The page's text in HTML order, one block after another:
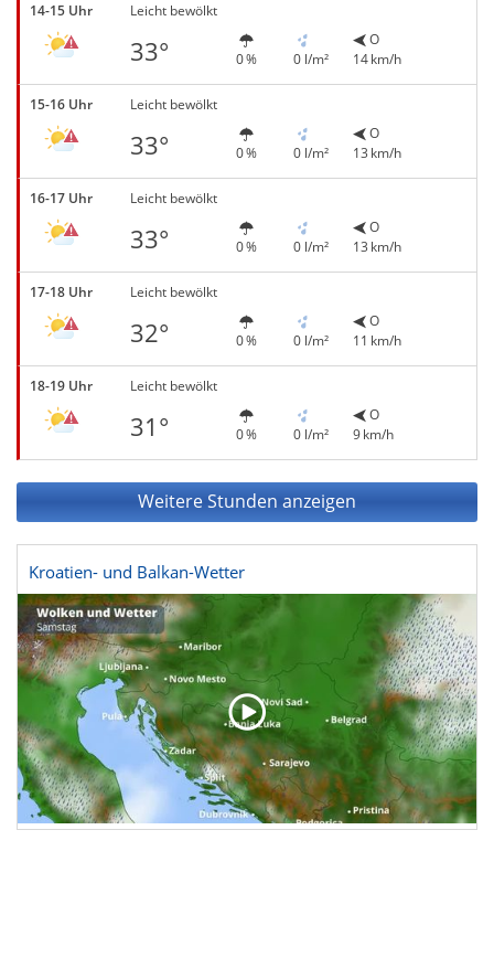
14-15 Uhr Leicht bewölkt
33° 0 % 0 l/m²
O
14 km/h
15-16 Uhr Leicht bewölkt
33° 0 % 0 l/m²
O
13 km/h
16-17 Uhr Leicht bewölkt
33° 0 % 0 l/m²
O
13 km/h
17-18 Uhr Leicht bewölkt
32° 0 % 0 l/m²
O
11 km/h
18-19 Uhr Leicht bewölkt
31° 0 % 0 l/m²
O
9 km/h
Weitere Stunden anzeigen
Kroatien- und Balkan-Wetter